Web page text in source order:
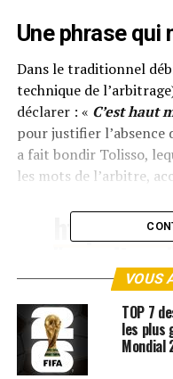
Une phrase qui
Dans le traditionnel
technique de
déclarer : « C’est haut
pour justifier l’absence
a fait bondir Tolisso,
les mots de l’arbitre,
https://
" ça
F
— Corentin Tolisso
VOUS
TOP 7
les plus
Mondial